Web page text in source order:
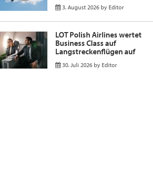
3. August 2026 by Editor
LOT Polish Airlines wertet
Business Class auf
Langstreckenflügen auf
30. Juli 2026 by Editor